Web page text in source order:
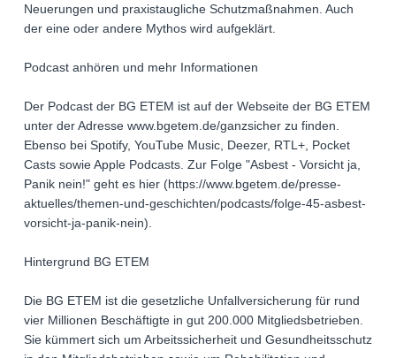
Neuerungen und praxistaugliche Schutzmaßnahmen. Auch
der eine oder andere Mythos wird aufgeklärt.
Podcast anhören und mehr Informationen
Der Podcast der BG ETEM ist auf der Webseite der BG ETEM
unter der Adresse www.bgetem.de/ganzsicher zu finden.
Ebenso bei Spotify, YouTube Music, Deezer, RTL+, Pocket
Casts sowie Apple Podcasts. Zur Folge "Asbest - Vorsicht ja,
Panik nein!" geht es hier (https://www.bgetem.de/presse-
aktuelles/themen-und-geschichten/podcasts/folge-45-asbest-
vorsicht-ja-panik-nein).
Hintergrund BG ETEM
Die BG ETEM ist die gesetzliche Unfallversicherung für rund
vier Millionen Beschäftigte in gut 200.000 Mitgliedsbetrieben.
Sie kümmert sich um Arbeitssicherheit und Gesundheitsschutz